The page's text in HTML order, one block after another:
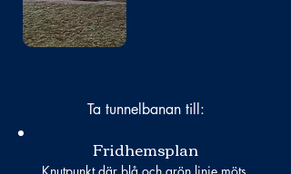
Ta tunnelbanan till:
Fridhemsplan